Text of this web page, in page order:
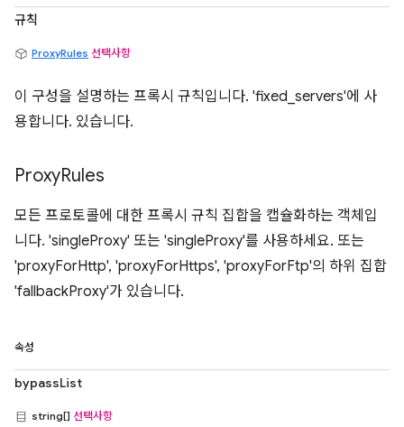
규칙
ProxyRules 선택사항
이 구성을 설명하는 프록시 규칙입니다. 'fixed_servers'에 사
용합니다. 있습니다.
ProxyRules
모든 프로토콜에 대한 프록시 규칙 집합을 캡슐화하는 객체입
니다. 'singleProxy' 또는 'singleProxy'를 사용하세요. 또는
'proxyForHttp', 'proxyForHttps', 'proxyForFtp'의 하위 집합
'fallbackProxy'가 있습니다.
속성
bypassList
string[] 선택사항